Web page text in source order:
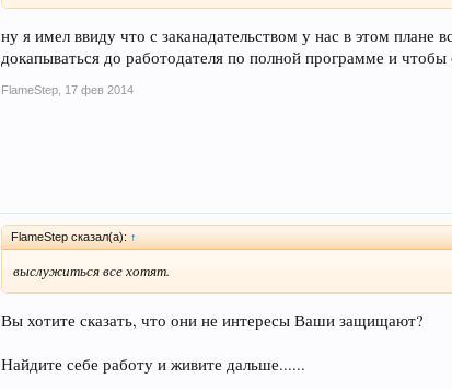
ну я имел ввиду что с заканадательством у нас в этом плане
докапываться до работодателя по полной программе и
FlameStep 17 фев 2014
FlameStep сказал(а): ↑
выслужиться все хотят.
Вы хотите сказать, что они не интересы Ваши защищают?
Найдите себе работу и живите дальше......